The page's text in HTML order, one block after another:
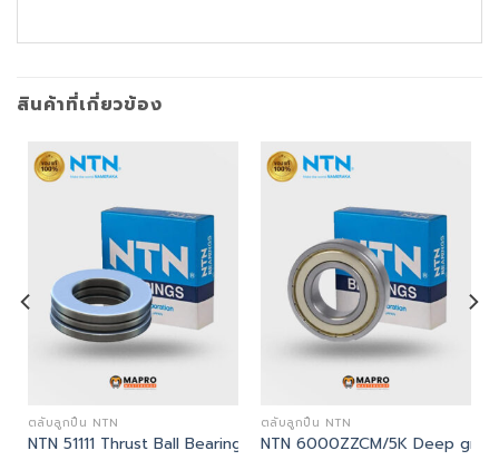
สินค้าที่เกี่ยวข้อง
ตลับลูกปืน NTN
NTN 51111 Thrust Ball Bearing
ตลับลูกปืน NTN
NTN 6000ZZCM/5K Deep